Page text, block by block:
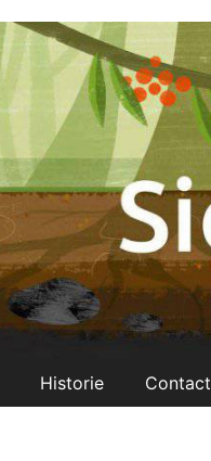
Historie Contact